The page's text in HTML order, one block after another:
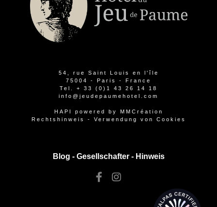
54, rue Saint Louis en l'île
75004 - Paris - France
Tel. + 33 (0)1 43 26 14 18
info@jeudepaumehotel.com
HAPI powered by MMCréation
Rechtshinweis
- Verwendung von Cookies
Blog - Gesellschafter- Hinweis